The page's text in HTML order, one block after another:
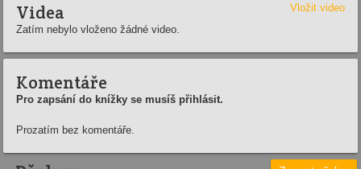
Videa
Vložit video
Zatím nebylo vloženo žádné video.
Komentáře
Pro zapsání do knížky se musíš přihlásit.
Prozatím bez komentáře.